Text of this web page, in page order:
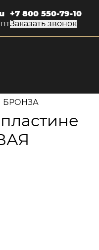
+7 800 550-79-10
Заказать звонок
БРОНЗА